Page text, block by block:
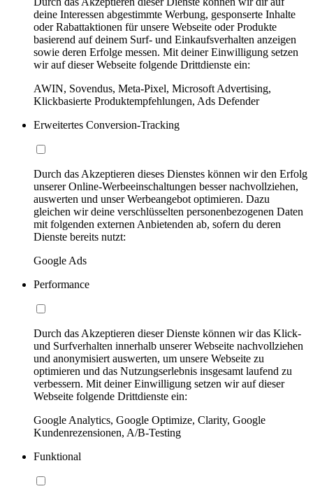
deine Interessen abgestimmte Werbung, gesponserte Inhalte
oder Rabattaktionen für unsere Webseite oder Produkte
basierend auf deinem Surf- und Einkaufsverhalten anzeigen
sowie deren Erfolge messen. Mit deiner Einwilligung setzen
wir auf dieser Webseite folgende Drittdienste ein:
AWIN, Sovendus, Meta-Pixel, Microsoft Advertising,
Klickbasierte Produktempfehlungen, Ads Defender
Erweitertes Conversion-Tracking
Durch das Akzeptieren dieses Dienstes können wir den Erfolg
unserer Online-Werbeeinschaltungen besser nachvollziehen,
auswerten und unser Werbeangebot optimieren. Dazu
gleichen wir deine verschlüsselten personenbezogenen Daten
mit folgenden externen Anbietenden ab, sofern du deren
Dienste bereits nutzt:
Google Ads
Performance
Durch das Akzeptieren dieser Dienste können wir das Klick-
und Surfverhalten innerhalb unserer Webseite nachvollziehen
und anonymisiert auswerten, um unsere Webseite zu
optimieren und das Nutzungserlebnis insgesamt laufend zu
verbessern. Mit deiner Einwilligung setzen wir auf dieser
Webseite folgende Drittdienste ein:
Google Analytics, Google Optimize, Clarity, Google
Kundenrezensionen, A/B-Testing
Funktional